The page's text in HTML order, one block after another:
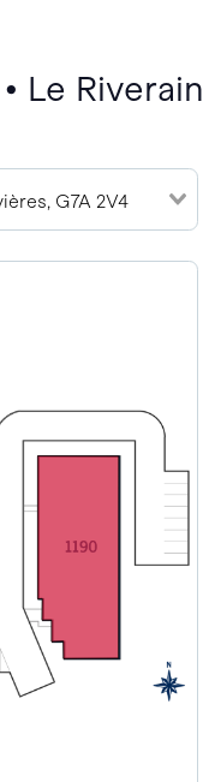
Le Riverain
G7A 2V4